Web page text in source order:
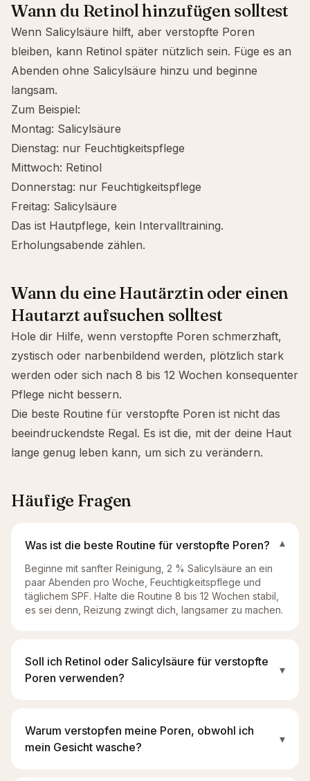
Wann du Retinol hinzufügen solltest
Wenn Salicylsäure hilft, aber verstopfte Poren
bleiben, kann Retinol später nützlich sein. Füge es an
Abenden ohne Salicylsäure hinzu und beginne
langsam.
Zum Beispiel:
Montag: Salicylsäure
Dienstag: nur Feuchtigkeitspflege
Mittwoch: Retinol
Donnerstag: nur Feuchtigkeitspflege
Freitag: Salicylsäure
Das ist Hautpflege, kein Intervalltraining.
Erholungsabende zählen.
Wann du eine Hautärztin oder einen
Hautarzt aufsuchen solltest
Hole dir Hilfe, wenn verstopfte Poren schmerzhaft,
zystisch oder narbenbildend werden, plötzlich stark
werden oder sich nach 8 bis 12 Wochen konsequenter
Pflege nicht bessern.
Die beste Routine für verstopfte Poren ist nicht das
beeindruckendste Regal. Es ist die, mit der deine Haut
lange genug leben kann, um sich zu verändern.
Häufige Fragen
Was ist die beste Routine für verstopfte Poren? ▾
Beginne mit sanfter Reinigung, 2 % Salicylsäure an ein
paar Abenden pro Woche, Feuchtigkeitspflege und
täglichem SPF. Halte die Routine 8 bis 12 Wochen stabil,
es sei denn, Reizung zwingt dich, langsamer zu machen.
Soll ich Retinol oder Salicylsäure für verstopfte
Poren verwenden?
▾
Warum verstopfen meine Poren, obwohl ich
mein Gesicht wasche?
▾